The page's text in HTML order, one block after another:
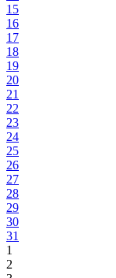
15
16
17
18
19
20
21
22
23
24
25
26
27
28
29
30
31
1
2